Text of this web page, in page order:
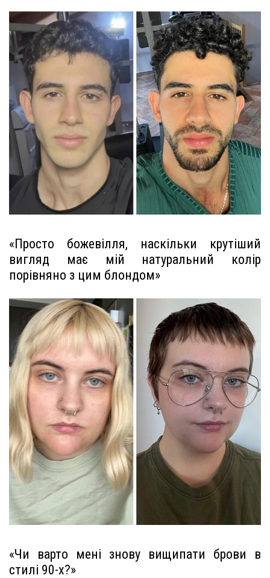
«Просто божевілля, наскільки крутіший
вигляд має мій натуральний колір
порівняно з цим блондом»
«Чи варто мені знову вищипати брови в
стилі 90-х?»